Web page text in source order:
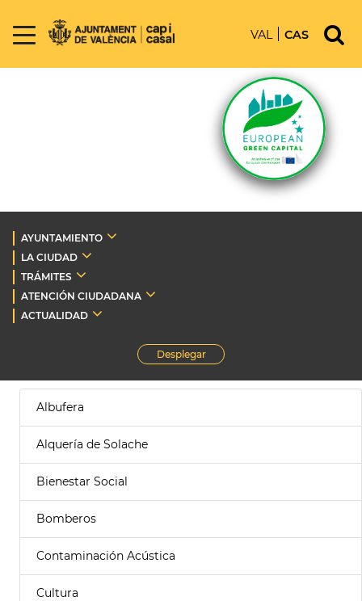
VAL CAS
AYUNTAMIENTO
LA CIUDAD
TRÁMITES
ATENCIÓN CIUDADANA
ACTUALIDAD
Desplegar
Albufera
Alquería de Solache
Bienestar Social
Bomberos
Contaminación Acústica
Cultura